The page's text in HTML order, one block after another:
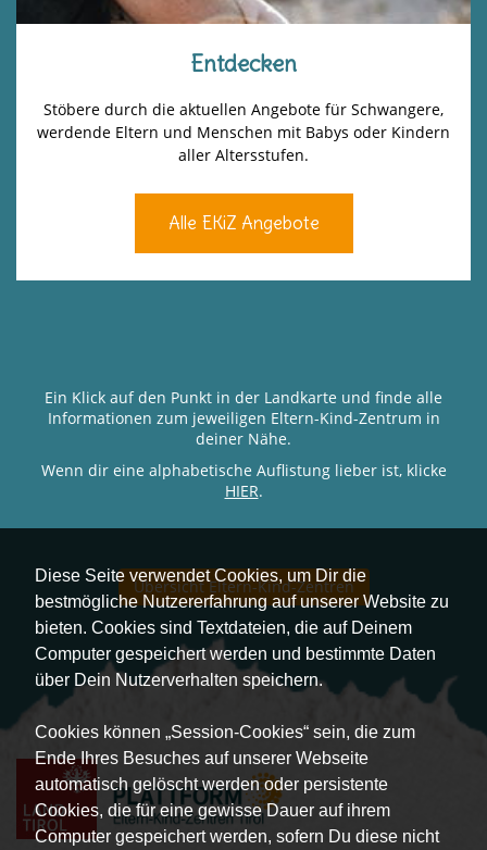
Diese Seite verwendet Cookies, um Dir die
bestmögliche Nutzererfahrung auf unserer Website zu
bieten. Cookies sind Textdateien, die auf Deinem
Computer gespeichert werden und bestimmte Daten
über Dein Nutzerverhalten speichern.
Cookies können „Session-Cookies“ sein, die zum
Ende Ihres Besuches auf unserer Webseite
automatisch gelöscht werden oder persistente
Cookies, die für eine gewisse Dauer auf ihrem
Computer gespeichert werden, sofern Du diese nicht
Entdecken
Stöbere durch die aktuellen Angebote für Schwangere,
werdende Eltern und Menschen mit Babys oder Kindern
aller Altersstufen.
Alle EKiZ Angebote
Ein Klick auf den Punkt in der Landkarte und finde alle
Informationen zum jeweiligen Eltern-Kind-Zentrum in
deiner Nähe.
Wenn dir eine alphabetische Auflistung lieber ist, klicke
HIER.
Übersicht Eltern-Kind-Zentren